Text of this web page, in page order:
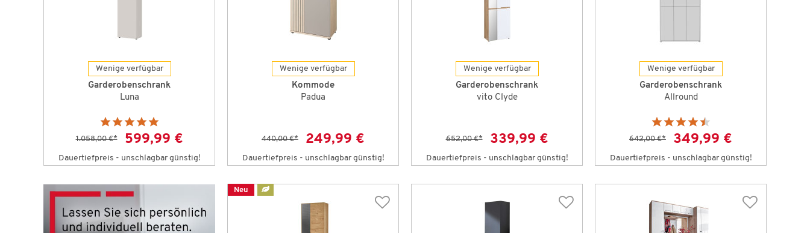
Wenige verfügbar
Garderobenschrank
Luna
1.058,00 €* 599,99 €
Dauertiefpreis - unschlagbar günstig!
Wenige verfügbar
Kommode
Padua
440,00 €* 249,99 €
Dauertiefpreis - unschlagbar günstig!
Wenige verfügbar
Garderobenschrank
vito Clyde
652,00 €* 339,99 €
Dauertiefpreis - unschlagbar günstig!
Wenige verfügbar
Garderobenschrank
Allround
642,00 €* 349,99 €
Dauertiefpreis - unschlagbar günstig!
Neu